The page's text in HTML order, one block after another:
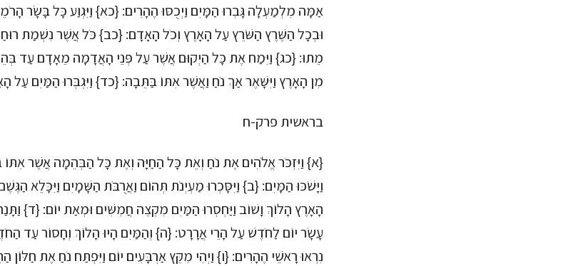
אַמָּה מִלְמַעְלָה גָּבְרוּ הַמָּיִם וַיְכֻסּוּ הֶהָרִים: {כא} וַיִּגְוַע כָּל בָּשָׂר
וּבְכָל הַשֶּׁרֶץ הַשֹּׁרֵץ עַל הָאָרֶץ וְכֹל הָאָדָם: {כב} כֹּל אֲשֶׁר נִשְׁמַת
מֵתוּ: {כג} וַיִּמַח אֶת כָּל הַיְקוּם אֲשֶׁר עַל פְּנֵי הָאֲדָמָה מֵאָדָם עַד
מִן הָאָרֶץ וַיִּשָּׁאֶר אַךְ נֹחַ וַאֲשֶׁר אִתּוֹ בַּתֵּבָה: {כד} וַיִּגְבְּרוּ הַמַּיִם עַל
בראשית פרק-ח
{א} וַיִּזְכֹּר אֱלֹהִים אֶת נֹחַ וְאֵת כָּל הַחַיָּה וְאֶת כָּל הַבְּהֵמָה אֲשֶׁר אִתּוֹ
וַיָּשֹׁכּוּ הַמָּיִם: {ב} וַיִּסָּכְרוּ מַעְיְנֹת תְּהוֹם וַאֲרֻבֹּת הַשָּׁמָיִם וַיִּכָּלֵא
הָאָרֶץ הָלוֹךְ וָשׁוֹב וַיַּחְסְרוּ הַמַּיִם מִקְצֵה חֲמִשִּׁים וּמְאַת יוֹם: {ד}
עָשָׂר יוֹם לַחֹדֶשׁ עַל הָרֵי אֲרָרָט: {ה} וְהַמַּיִם הָיוּ הָלוֹךְ וְחָסוֹר עַד
נִרְאוּ רָאשֵׁי הֶהָרִים: {ו} וַיְהִי מִקֵּץ אַרְבָּעִים יוֹם וַיִּפְתַּח נֹחַ אֶת